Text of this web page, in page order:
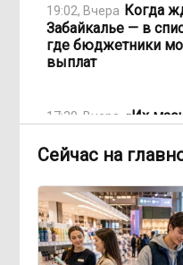
19:02, Вчера Когда
Забайкалье — в
где бюджетники
выплат
17:30, Вчера
«Их
предупреждает о
16:00, Вчера По
любимом озере
улучшили LTE-сеть
Сейчас на